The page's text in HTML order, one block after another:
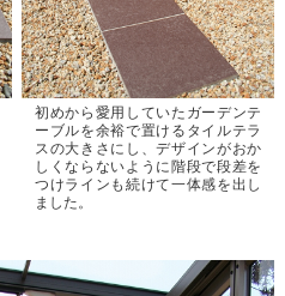
初めから愛用していたガーデンテ
ーブルを余裕で置けるタイルテラ
スの大きさにし、デザインがおか
しくならないように階段で段差を
つけラインも続けて一体感を出し
ました。